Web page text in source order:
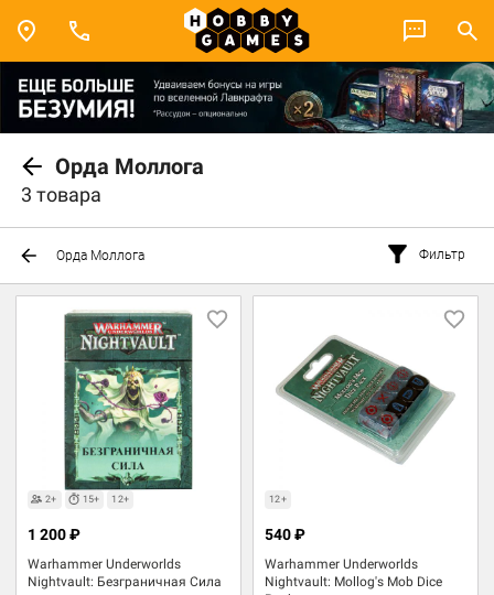
Орда Моллога
3 товара
Орда Моллога Фильтр
2+ 15+ 12+
Warhammer Underworlds
Nightvault: Безграничная Сила
1 200 ₽
12+
Warhammer Underworlds
Nightvault: Mollog's Mob Dice
540 ₽